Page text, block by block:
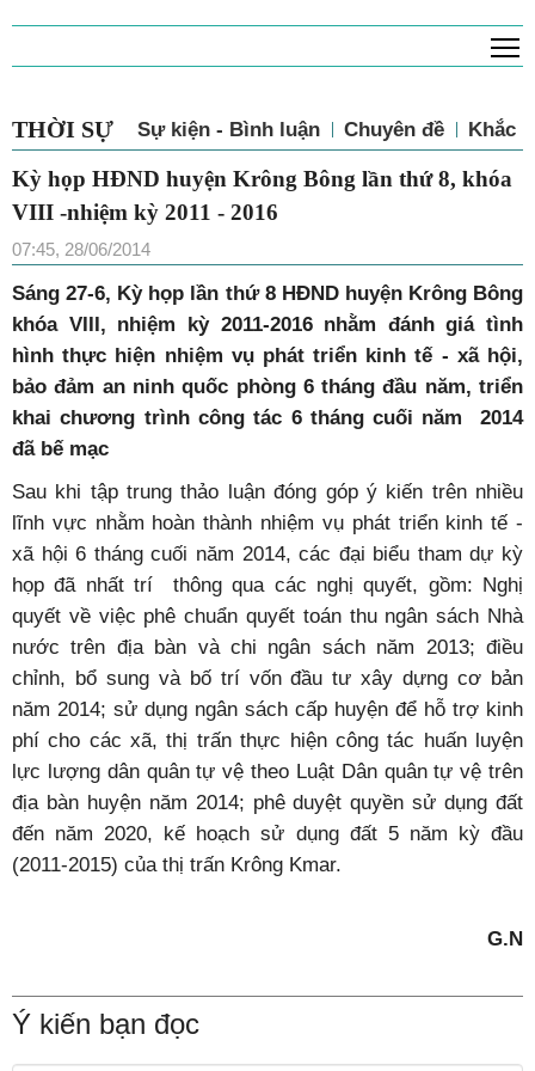
THỜI SỰ Sự kiện - Bình luận Chuyên đề Khắc
Kỳ họp HĐND huyện Krông Bông lần thứ 8, khóa
VIII -nhiệm kỳ 2011 - 2016
07:45, 28/06/2014
Sáng 27-6, Kỳ họp lần thứ 8 HĐND huyện Krông Bông
khóa VIII, nhiệm kỳ 2011-2016 nhằm đánh giá tình
hình thực hiện nhiệm vụ phát triển kinh tế - xã hội,
bảo đảm an ninh quốc phòng 6 tháng đầu năm, triển
khai chương trình công tác 6 tháng cuối năm 2014
đã bế mạc
Sau khi tập trung thảo luận đóng góp ý kiến trên nhiều
lĩnh vực nhằm hoàn thành nhiệm vụ phát triển kinh tế -
xã hội 6 tháng cuối năm 2014, các đại biểu tham dự kỳ
họp đã nhất trí thông qua các nghị quyết, gồm: Nghị
quyết về việc phê chuẩn quyết toán thu ngân sách Nhà
nước trên địa bàn và chi ngân sách năm 2013; điều
chỉnh, bổ sung và bố trí vốn đầu tư xây dựng cơ bản
năm 2014; sử dụng ngân sách cấp huyện để hỗ trợ kinh
phí cho các xã, thị trấn thực hiện công tác huấn luyện
lực lượng dân quân tự vệ theo Luật Dân quân tự vệ trên
địa bàn huyện năm 2014; phê duyệt quyền sử dụng đất
đến năm 2020, kế hoạch sử dụng đất 5 năm kỳ đầu
(2011-2015) của thị trấn Krông Kmar.
G.N
Ý kiến bạn đọc